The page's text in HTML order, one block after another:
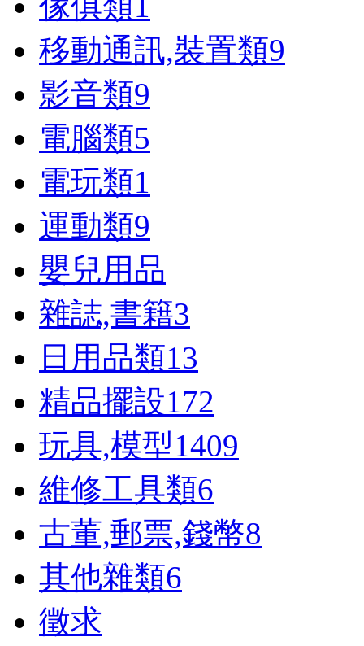
移動通訊,裝置類9
影音類9
電腦類5
電玩類1
運動類9
嬰兒用品
雜誌,書籍3
日用品類13
精品擺設172
玩具,模型1409
維修工具類6
古董,郵票,錢幣8
其他雜類6
徵求